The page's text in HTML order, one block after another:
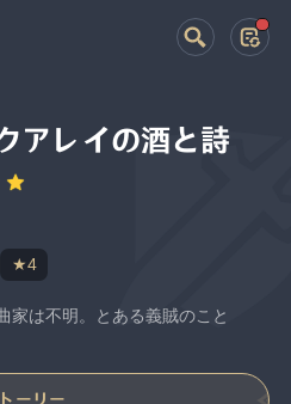
アレイの酒と詩
★4
家は不明。とある義賊のこと